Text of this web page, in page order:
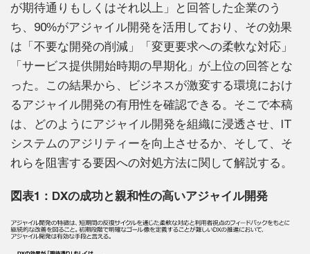
が期待通りもしくはそれ以上」と回答した企業のう
ち、90%がアジャイル開発を活用しており、その効果
は「不要な開発の削減」「変更要求への柔軟な対応」
「サービス提供開始時期の早期化」が上位の回答とな
った。この結果から、ビジネスが激変する環境におけ
るアジャイル開発の有用性を確認できる。そこで本稿
は、どのようにアジャイル開発を組織に浸透させ、IT
システムのアジリティーを向上させるか、そして、そ
れらを阻害する要因への対処方法に関して解説する。
図表1：DXの成功と親和性の高いアジャイル開発